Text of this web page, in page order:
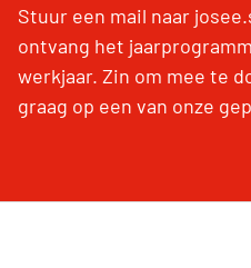
Stuur een mail naar
ontvang het
werkjaar. Zin om mee te
graag op een van onze